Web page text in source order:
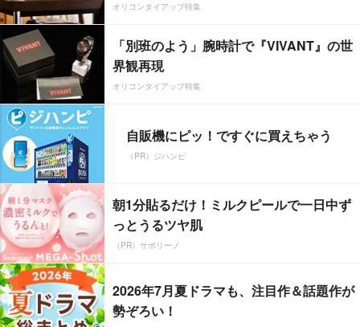
オリコンタイアップ特集
「別班のよう」腕時計で『VIVANT』の世
界観再現
オリコンタイアップ特集
自販機にピッ！ですぐに買えちゃう
（PR）ジハンピ
朝1分貼るだけ！ミルクピールで一日中ず
っとうるツヤ肌
（PR）サボリーノ
2026年7月夏ドラマも、注目作＆話題作が
勢ぞろい！